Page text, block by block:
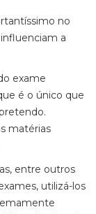
no
a
exame
é o único que
matérias
entre outros
utilizá-los